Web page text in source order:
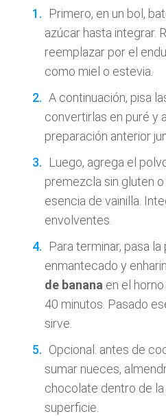
Primero, en un bol,
azúcar hasta integrar.
reemplazar por el
como miel o estevia.
A continuación, pisa
convertirlas en puré y
preparación anterior
Luego, agrega el
premezcla sin gluten o
esencia de vainilla.
envolventes.
Para terminar, pasa
enmantecado y
de banana en el
40 minutos. Pasado
sirve.
Opcional: antes de
sumar nueces,
chocolate dentro de
superficie.